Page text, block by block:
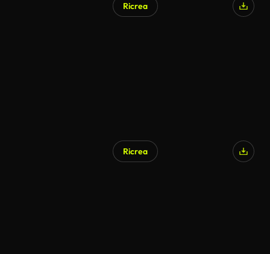
Ricrea
Ricrea